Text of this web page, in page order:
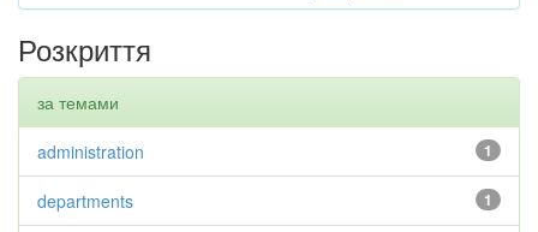
Розкриття
за темами
1
administration
1
departments